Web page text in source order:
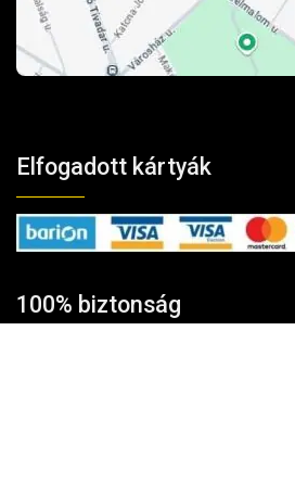
Elfogadott kártyák
100% biztonság